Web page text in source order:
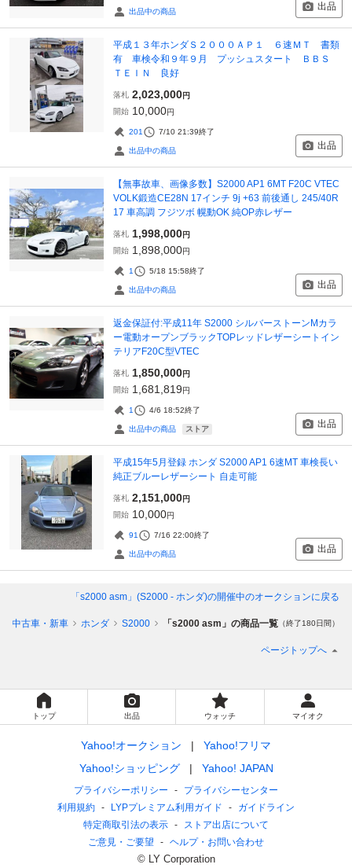
出品中の商品 出品
平成１３年ホンダＳ２０００ＡＰ１ ６速ＭＴ 書類
有 車検令和９年９月 プッシュスタート ＢＢＳ
ＴＥＩＮ 良好
落札 2,023,000円
開始 10,000円
201 7/10 21:39終了
出品中の商品 出品
【無事故車、画像多数】S2000 AP1 6MT F20C VTEC
VOLK鍛造CE28N 17インチ 9j +63 前後通し 245/40R
17 車高調 フジツボ 幌動OK 純OP赤レザー
落札 1,998,000円
開始 1,898,000円
1 5/18 15:58終了
出品中の商品 出品
返金保証付:平成11年 S2000 シルバーストーンMカラ
ー電動オープンブラックTOPレッドレザーシートイン
テリアF20C型VTEC
落札 1,850,000円
開始 1,681,819円
1 4/6 18:52終了
出品中の商品 ストア 出品
平成15年5月登録 ホンダ S2000 AP1 6速MT 車検長い
純正ブルーレザーシート 自走可能
落札 2,151,000円
開始 10,000円
91 7/16 22:00終了
出品中の商品 出品
「s2000 asm」(S2000 - ホンダ)の開催中のオークションに戻る
中古車・新車 ホンダ S2000 「s2000 asm」の商品一覧 （終了180日間）
ページトップへ
トップ 出品 ウォッチ マイオク
Yahoo!オークション
Yahoo!フリマ
Yahoo!ショッピング
Yahoo! JAPAN
プライバシーポリシー
プライバシーセンター
利用規約
LYPプレミアム利用ガイド
ガイドライン
特定商取引法の表示
ストア出店について
ご意見・ご要望
ヘルプ・お問い合わせ
© LY Corporation